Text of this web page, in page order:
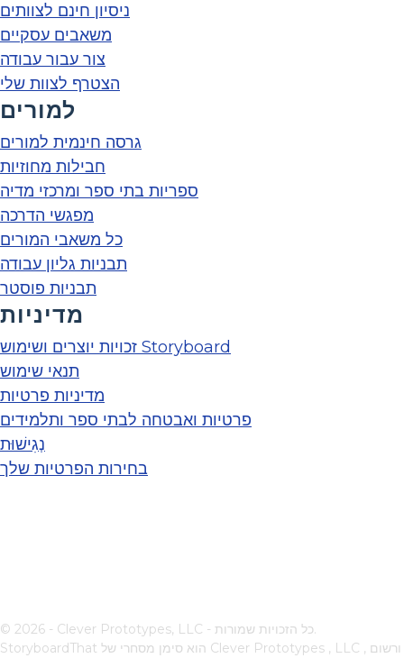
ניסיון חינם לצוותים
משאבים עסקיים
צור עבור עבודה
הצטרף לצוות שלי
למורים
גרסה חינמית למורים
חבילות מחוזיות
ספריות בתי ספר ומרכזי מדיה
מפגשי הדרכה
כל משאבי המורים
תבניות גליון עבודה
תבניות פוסטר
מדיניות
זכויות יוצרים ושימוש Storyboard
תנאי שימוש
מדיניות פרטיות
פרטיות ואבטחה לבתי ספר ותלמידים
נְגִישׁוּת
בחירות הפרטיות שלך
© 2026 - Clever Prototypes, LLC - כל הזכויות שמורות.
Clever Prototypes , LLC , ורשום